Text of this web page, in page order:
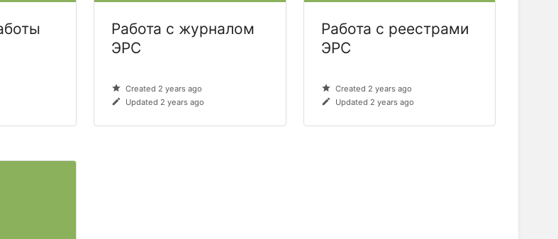
Работа с журналом
ЭРС
Created 2 years ago
Updated 2 years ago
Работа с реестрами
ЭРС
Created 2 years ago
Updated 2 years ago